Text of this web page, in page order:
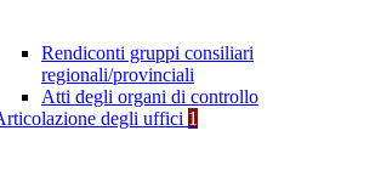
Rendiconti gruppi consiliari
regionali/provinciali
Atti degli organi di controllo
degli uffici 1